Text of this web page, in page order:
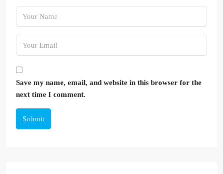
Save my name, email, and website in this browser for the
next time I comment.
Submit